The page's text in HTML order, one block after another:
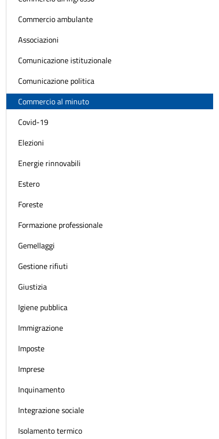
Commercio ambulante
Associazioni
Comunicazione istituzionale
Comunicazione politica
Commercio al minuto
Covid-19
Elezioni
Energie rinnovabili
Estero
Foreste
Formazione professionale
Gemellaggi
Gestione rifiuti
Giustizia
Igiene pubblica
Immigrazione
Imposte
Imprese
Inquinamento
Integrazione sociale
Isolamento termico